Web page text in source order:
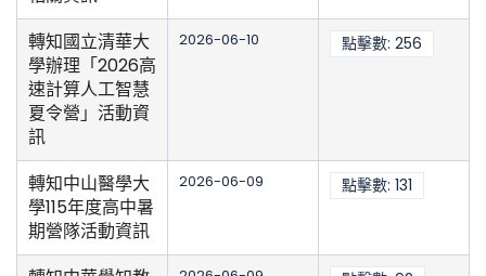
轉知國立清華大
學辦理「2026高
速計算人工智慧
夏令營」活動資
訊
2026-06-10 點擊數: 256
轉知中山醫學大
學115年度高中暑
期營隊活動資訊
2026-06-09 點擊數: 131